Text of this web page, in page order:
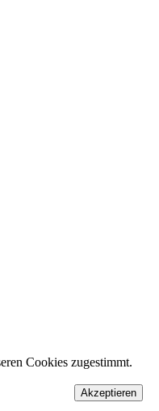
Cookies zugestimmt.
Akzeptieren